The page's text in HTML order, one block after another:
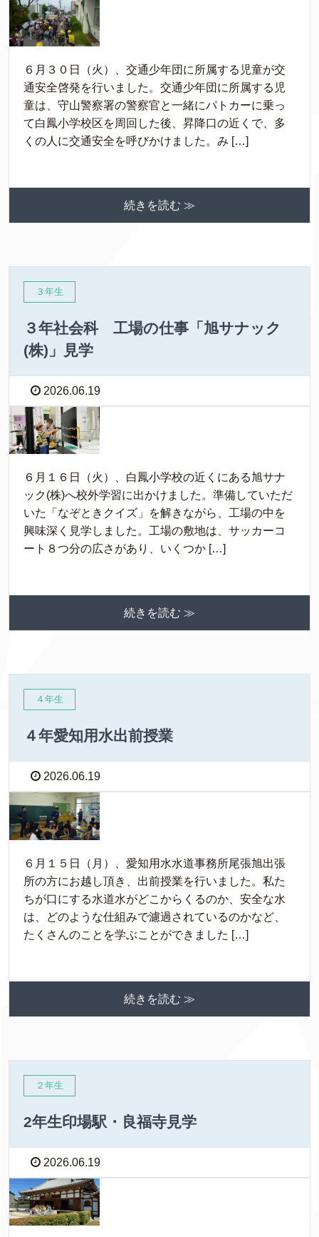
６月３０日（火）、交通少年団に所属する児童が交
通安全啓発を行いました。交通少年団に所属する児
童は、守山警察署の警察官と一緒にパトカーに乗っ
て白鳳小学校区を周回した後、昇降口の近くで、多
くの人に交通安全を呼びかけました。み […]
続きを読む ≫
３年生
３年社会科 工場の仕事「旭サナック
(株)」見学
2026.06.19
６月１６日（火）、白鳳小学校の近くにある旭サナ
ック(株)へ校外学習に出かけました。準備していただ
いた「なぞときクイズ」を解きながら、工場の中を
興味深く見学しました。工場の敷地は、サッカーコ
ート８つ分の広さがあり、いくつか […]
続きを読む ≫
４年生
４年愛知用水出前授業
2026.06.19
６月１５日（月）、愛知用水水道事務所尾張旭出張
所の方にお越し頂き、出前授業を行いました。私た
ちが口にする水道水がどこからくるのか、安全な水
は、どのような仕組みで濾過されているのかなど、
たくさんのことを学ぶことができました […]
続きを読む ≫
２年生
2年生印場駅・良福寺見学
2026.06.19